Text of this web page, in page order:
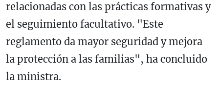
relacionadas con las prácticas formativas y
el seguimiento facultativo. "Este
reglamento da mayor seguridad y mejora
la protección a las familias", ha concluido
la ministra.